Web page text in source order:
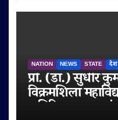
NATION NEWS STATE देश
प्रो. (डॉ.) सुधीर
विक्रमशिला
अतिरिक्त प्रभार